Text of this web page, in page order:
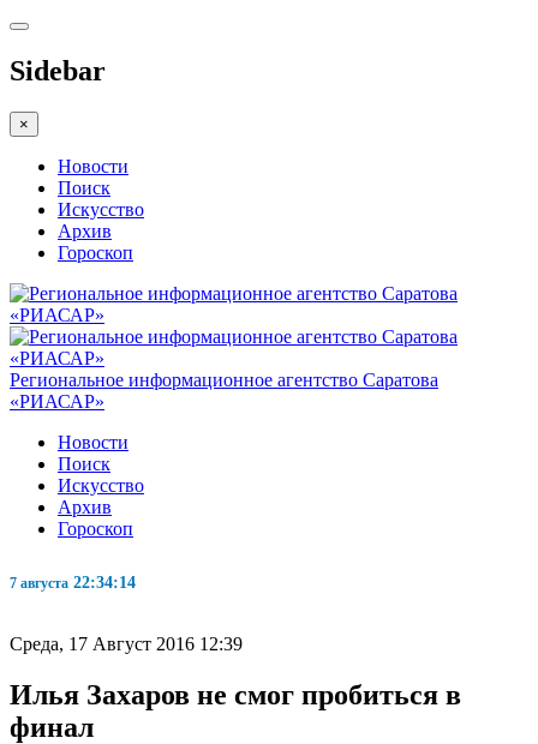
Sidebar
×
Новости
Поиск
Искусство
Архив
Гороскоп
Региональное информационное агентство Саратова
«РИАСАР»
Новости
Поиск
Искусство
Архив
Гороскоп
7 августа 22:34:15
Среда, 17 Август 2016 12:39
Илья Захаров не смог пробиться в
финал